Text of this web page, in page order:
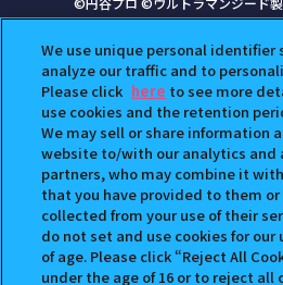
©円谷プロ ©ウルトラマンオーブ
©円谷プロ
"GASHAPON.JP"に掲載されている全ての画
載をお断りしま
"ガシャポン"は株式会社バンダ
プライバシーポリシー
お問合せ
We use unique personal identifier
analyze our traffic and to
Please click here to see more
use cookies and the retention
We may sell or share information
website to/with our analytics and
partners, who may combine it
that you have provided to them
collected from your use of their
do not set and use cookies for our
of age. Please click “Reject All
under the age of 16 or to reject all